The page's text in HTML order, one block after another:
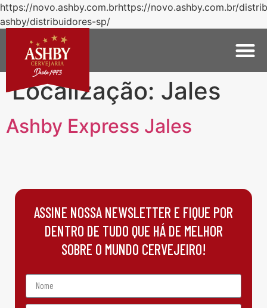
https://novo.ashby.com.brhttps://novo.ashby.com.br/
ashby/distribuidores-sp/
Localização: Jales
Ashby Express Jales
ASSINE NOSSA NEWSLETTER E FIQUE POR
DENTRO DE TUDO QUE HÁ DE MELHOR
SOBRE O MUNDO CERVEJEIRO!